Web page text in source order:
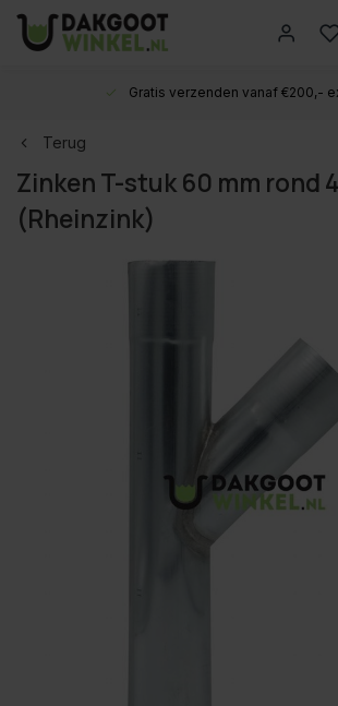
Gratis verzenden vanaf €200,-
Terug
Zinken T-stuk 60 mm rond
(Rheinzink)